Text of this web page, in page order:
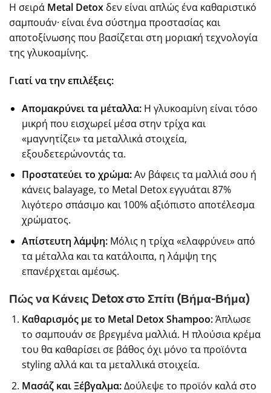
Η σειρά Metal Detox δεν είναι απλώς ένα καθαριστικό
σαμπουάν· είναι ένα σύστημα προστασίας και
αποτοξίνωσης που βασίζεται στη μοριακή τεχνολογία
της γλυκοαμίνης.
Γιατί να την επιλέξεις:
Απομακρύνει τα μέταλλα:Η γλυκοαμίνη είναι τόσο
μικρή που εισχωρεί μέσα στην τρίχα και
«μαγνητίζει» τα μεταλλικά στοιχεία,
εξουδετερώνοντάς τα.
Προστατεύει το χρώμα:Αν βάφεις τα μαλλιά σου ή
κάνεις balayage, το Metal Detox εγγυάται 87%
λιγότερο σπάσιμο και 100% αξιόπιστο αποτέλεσμα
χρώματος.
Απίστευτη λάμψη:Μόλις η τρίχα «ελαφρύνει» από
τα μέταλλα και τα κατάλοιπα, η λάμψη της
επανέρχεται αμέσως.
Πώς να Κάνεις Detox στο Σπίτι (Βήμα-Βήμα)
Καθαρισμός με το Metal Detox Shampoo:Άπλωσε
το σαμπουάν σε βρεγμένα μαλλιά. Η πλούσια κρέμα
του θα καθαρίσει σε βάθος όχι μόνο τα προϊόντα
styling αλλά και τα μεταλλικά στοιχεία.
Μασάζ και Ξέβγαλμα:Δούλεψε το προϊόν καλά στο